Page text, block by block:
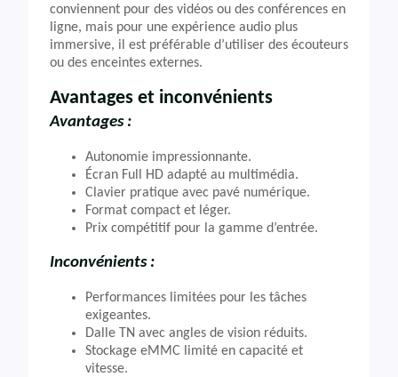
conviennent pour des vidéos ou des conférences en
ligne, mais pour une expérience audio plus
immersive, il est préférable d’utiliser des écouteurs
ou des enceintes externes.
Avantages et inconvénients
Avantages :
Autonomie impressionnante.
Écran Full HD adapté au multimédia.
Clavier pratique avec pavé numérique.
Format compact et léger.
Prix compétitif pour la gamme d’entrée.
Inconvénients :
Performances limitées pour les tâches
exigeantes.
Dalle TN avec angles de vision réduits.
Stockage eMMC limité en capacité et
vitesse.